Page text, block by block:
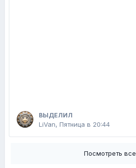
ВЫДЕЛИЛ
LiVan, Пятница в 20:44
Посмотреть все